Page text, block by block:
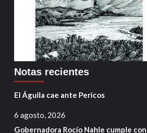
Notas recientes
El Águila cae ante Pericos
6 agosto, 2026
Gobernadora Rocío Nahle cumple